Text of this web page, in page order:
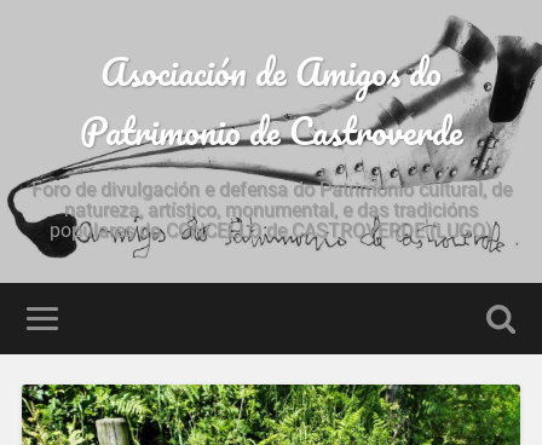
Asociación de Amigos do
Patrimonio de Castroverde
Foro de divulgación e defensa do Patrimonio cultural, de
natureza, artístico, monumental, e das tradicións
populares do CONCELLO de CASTROVERDE (LUGO)